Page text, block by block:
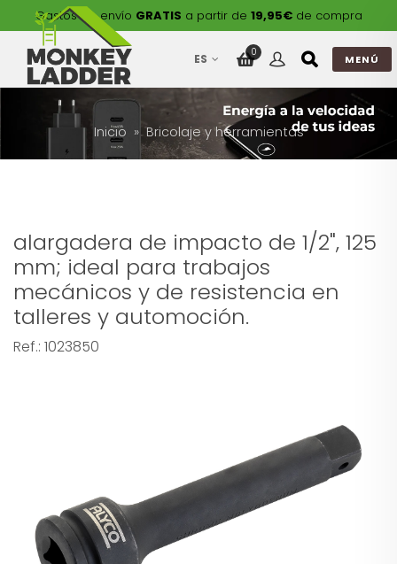
Gastos de envío GRATIS a partir de 19,95€de compra
ES 0
MENÚ
Inicio Bricolaje y herramientas
alargadera de impacto de 1/2", 125
mm; ideal para trabajos
mecánicos y de resistencia en
talleres y automoción.
Ref.: 1023850